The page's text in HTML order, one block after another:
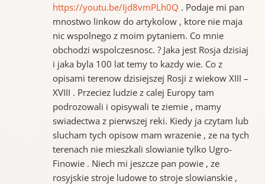
https://youtu.be/Ijd8vmPLh0Q . Podaje mi pan
mnostwo linkow do artykolow , ktore nie maja
nic wspolnego z moim pytaniem. Co mnie
obchodzi wspolczesnosc. ? Jaka jest Rosja dzisiaj
i jaka byla 100 lat temy to kazdy wie. Co z
opisami terenow dzisiejszej Rosji z wiekow XIII –
XVIII . Przeciez ludzie z calej Europy tam
podrozowali i opisywali te ziemie , mamy
swiadectwa z pierwszej reki. Kiedy ja czytam lub
slucham tych opisow mam wrazenie , ze na tych
terenach nie mieszkali slowianie tylko Ugro-
Finowie . Niech mi jeszcze pan powie , ze
rosyjskie stroje ludowe to stroje slowianskie ,